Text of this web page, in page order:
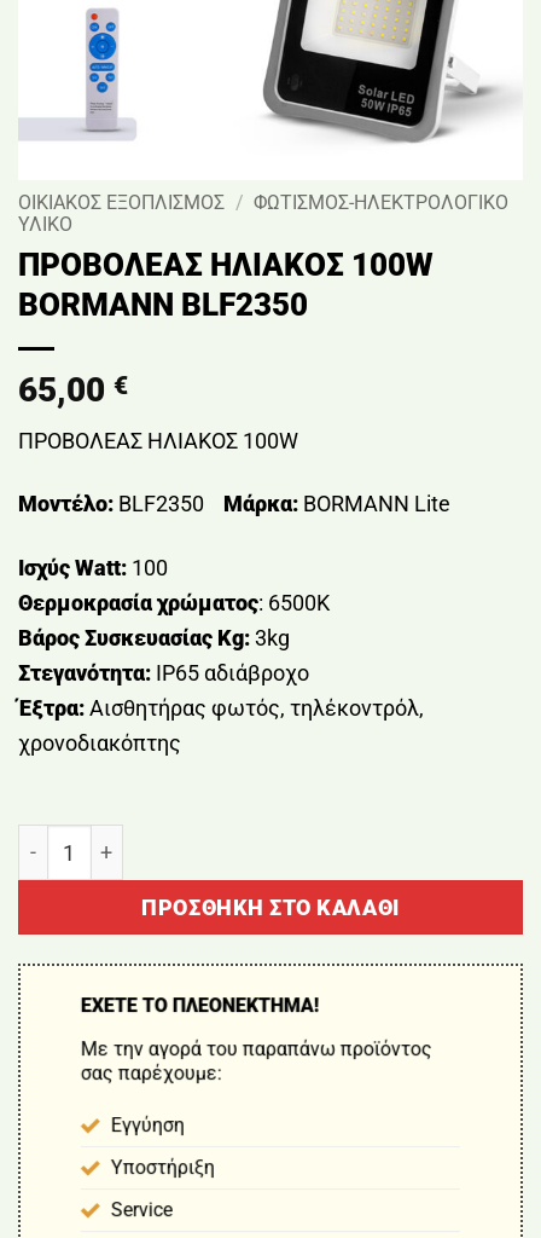
ΟΙΚΙΑΚΟΣ ΕΞΟΠΛΙΣΜΟΣ / ΦΩΤΙΣΜΟΣ-ΗΛΕΚΤΡΟΛΟΓΙΚΟ
ΥΛΙΚΟ
ΠΡΟΒΟΛΕΑΣ ΗΛΙΑΚΟΣ 100W
BORMANN BLF2350
65,00 €
ΠΡΟΒΟΛΕΑΣ ΗΛΙΑΚΟΣ 100W
Μοντέλο: BLF2350 Μάρκα: BORMANN Lite
Ισχύς Watt: 100
Θερμοκρασία χρώματος: 6500Κ
Βάρος Συσκευασίας Kg:3kg
Στεγανότητα: IP65 αδιάβροχο
Έξτρα:Αισθητήρας φωτός, τηλέκοντρόλ,
χρονοδιακόπτης
ΠΡΟΣΘΉΚΗ ΣΤΟ ΚΑΛΆΘΙ
ΕΧΕΤΕ ΤΟ ΠΛΕΟΝΕΚΤΗΜΑ!
Με την αγορά του παραπάνω προϊόντος
σας παρέχουμε:
Εγγύηση
Υποστήριξη
Service